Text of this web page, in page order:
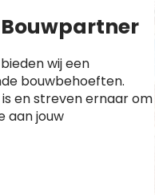
wij een
bouwbehoeften.
en streven ernaar om
aan jouw